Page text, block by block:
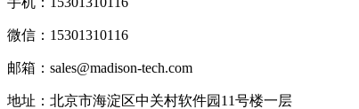
微信：15301310116
邮箱：sales@madison-tech.com
地址：北京市海淀区中关村软件园11号楼一层